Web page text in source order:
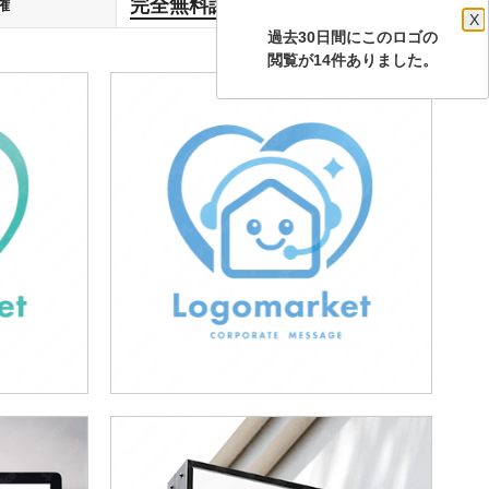
過去30日間にこのロゴの
X
閲覧が14件ありました。